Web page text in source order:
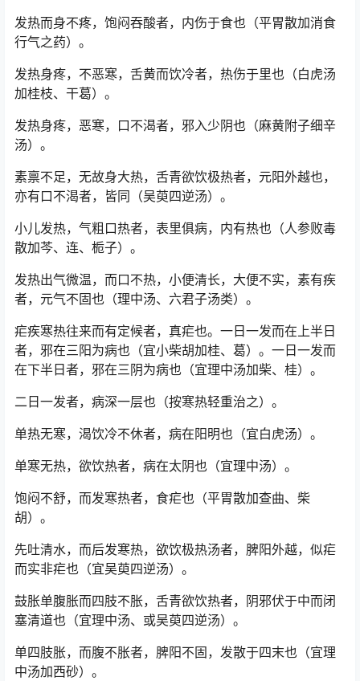
发热而身不疼，饱闷吞酸者，内伤于食也（平胃散加消食
行气之药）。
发热身疼，不恶寒，舌黄而饮冷者，热伤于里也（白虎汤
加桂枝、干葛）。
发热身疼，恶寒，口不渴者，邪入少阴也（麻黄附子细辛
汤）。
素禀不足，无故身大热，舌青欲饮极热者，元阳外越也，
亦有口不渴者，皆同（吴萸四逆汤）。
小儿发热，气粗口热者，表里俱病，内有热也（人参败毒
散加芩、连、栀子）。
发热出气微温，而口不热，小便清长，大便不实，素有疾
者，元气不固也（理中汤、六君子汤类）。
疟疾寒热往来而有定候者，真疟也。一日一发而在上半日
者，邪在三阳为病也（宜小柴胡加桂、葛）。一日一发而
在下半日者，邪在三阴为病也（宜理中汤加柴、桂）。
二日一发者，病深一层也（按寒热轻重治之）。
单热无寒，渴饮冷不休者，病在阳明也（宜白虎汤）。
单寒无热，欲饮热者，病在太阴也（宜理中汤）。
饱闷不舒，而发寒热者，食疟也（平胃散加查曲、柴
胡）。
先吐清水，而后发寒热，欲饮极热汤者，脾阳外越，似疟
而实非疟也（宜吴萸四逆汤）。
鼓胀单腹胀而四肢不胀，舌青欲饮热者，阴邪伏于中而闭
塞清道也（宜理中汤、或吴萸四逆汤）。
单四肢胀，而腹不胀者，脾阳不固，发散于四末也（宜理
中汤加西砂）。